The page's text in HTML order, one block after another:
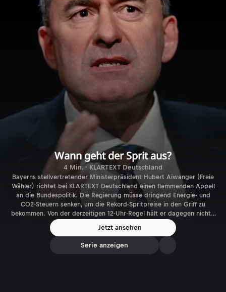
Wann geht der Sprit aus?
4 Min. · KLARTEXT Deutschland
Bayerns stellvertretender Ministerpräsident Hubert Aiwanger (Freie
Wähler) richtet bei KLARTEXT Deutschland einen flammenden Appell
an die Bundespolitik. Die Regierung müsse dringend Energie- und
CO2-Steuern senken, um die Rekord-Spritpreise in den Griff zu
bekommen. Von der derzeitigen 12-Uhr-Regel hält er dagegen nichts,
wie die Realität auch zeige. Auch Überlegungen zu einem möglichen
Spritpreisdeckel sieht Aiwanger kritisch - in seinen Augen sei das
Planwirtschaft.
Jetzt ansehen
Serie anzeigen